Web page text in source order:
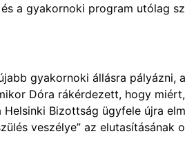
a gyakornoki program utólag
gyakornoki állásra pályázni,
Dóra rákérdezett, hogy
Bizottság ügyfele újra
veszélye” az elutasításának